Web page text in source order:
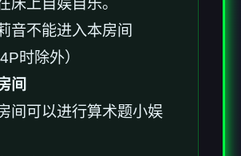
床上自娱自乐。
音不能进入本房间
时除外）
间
间可以进行算术题小娱